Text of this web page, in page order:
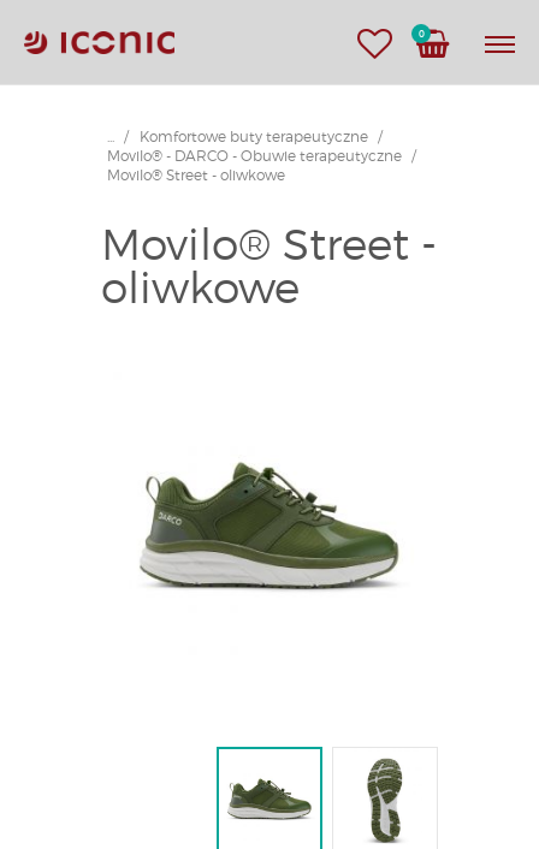
0
...
Komfortowe buty terapeutyczne
Movilo® - DARCO - Obuwie terapeutyczne
Movilo® Street - oliwkowe
Movilo® Street -
oliwkowe